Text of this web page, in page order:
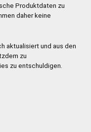
Produktdaten zu
daher keine
aktualisiert und aus den
zu
zu entschuldigen.